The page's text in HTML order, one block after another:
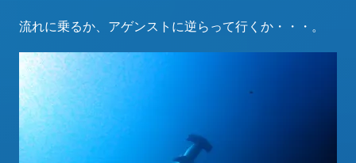
流れに乗るか、アゲンストに逆らって行くか・・・。